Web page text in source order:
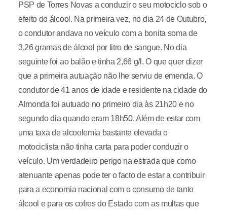
PSP de Torres Novas a conduzir o seu motociclo sob o
efeito do álcool. Na primeira vez, no dia 24 de Outubro,
o condutor andava no veículo com a bonita soma de
3,26 gramas de álcool por litro de sangue. No dia
seguinte foi ao balão e tinha 2,66 g/l. O que quer dizer
que a primeira autuação não lhe serviu de emenda. O
condutor de 41 anos de idade e residente na cidade do
Almonda foi autuado no primeiro dia às 21h20 e no
segundo dia quando eram 18h50. Além de estar com
uma taxa de alcoolemia bastante elevada o
motociclista não tinha carta para poder conduzir o
veículo. Um verdadeiro perigo na estrada que como
atenuante apenas pode ter o facto de estar a contribuir
para a economia nacional com o consumo de tanto
álcool e para os cofres do Estado com as multas que